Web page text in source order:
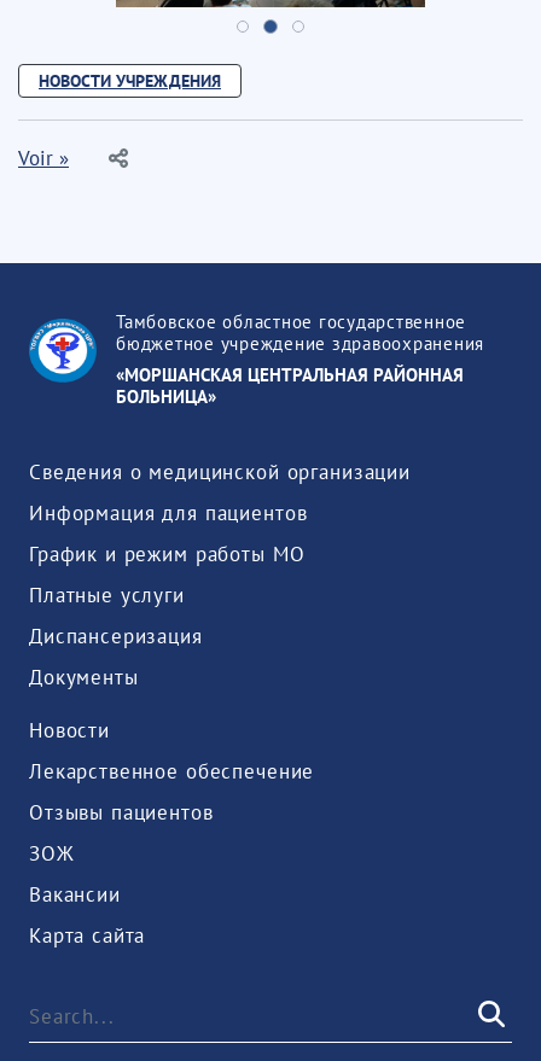
НОВОСТИ УЧРЕЖДЕНИЯ
Voir »
Тамбовское областное государственное
бюджетное учреждение здравоохранения
«МОРШАНСКАЯ ЦЕНТРАЛЬНАЯ РАЙОННАЯ
БОЛЬНИЦА»
Сведения о медицинской организации
Информация для пациентов
График и режим работы МО
Платные услуги
Диспансеризация
Документы
Новости
Лекарственное обеспечение
Отзывы пациентов
ЗОЖ
Вакансии
Карта сайта